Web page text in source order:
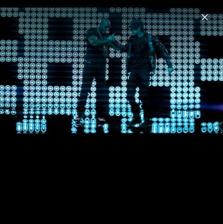
Menu
Austin Mahone
Home News Musik Videos Fotos Biografie
Pressebilder 2015